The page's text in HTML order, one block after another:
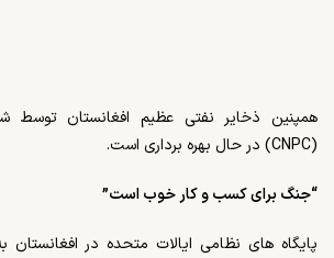
همپنین ذخایر نفتی عظیم افغانستان
(
CNPC) در حال بهره برداری است.
“جنگ برای کسب و کار خوب است”
پایگاه های نظامی ایالات متحده در